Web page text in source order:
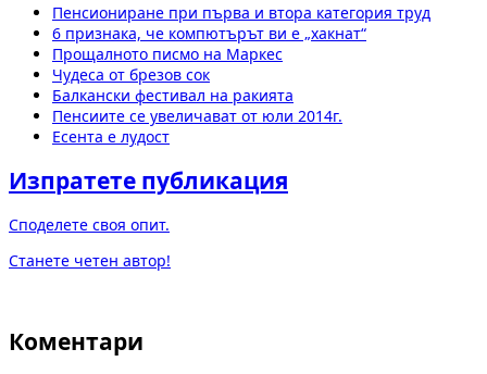
Пенсиониране при първа и втора категория труд
6 признака, че компютърът ви е „хакнат“
Прощалното писмо на Маркес
Чудеса от брезов сок
Балкански фестивал на ракията
Пенсиите се увеличават от юли 2014г.
Есента е лудост
Изпратете публикация
Споделете своя опит.
Станете четен автор!
Коментари